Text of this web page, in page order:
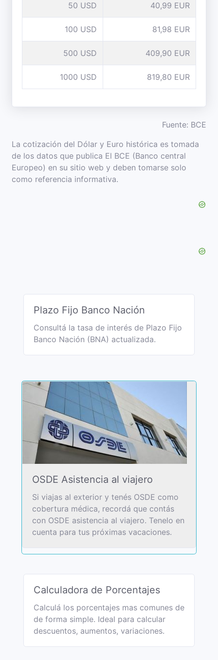
50 USD 40,99 EUR
100 USD 81,98 EUR
500 USD 409,90 EUR
1000 USD 819,80 EUR
Fuente: BCE
La cotización del Dólar y Euro histórica es tomada
de los datos que publica El BCE (Banco central
Europeo) en su sitio web y deben tomarse solo
como referencia informativa.
Plazo Fijo Banco Nación
Consultá la tasa de interés de Plazo Fijo
Banco Nación (BNA) actualizada.
OSDE Asistencia al viajero
Si viajas al exterior y tenés OSDE como
cobertura médica, recordá que contás
con OSDE asistencia al viajero. Tenelo en
cuenta para tus próximas vacaciones.
Calculadora de Porcentajes
Calculá los porcentajes mas comunes de
de forma simple. Ideal para calcular
descuentos, aumentos, variaciones.